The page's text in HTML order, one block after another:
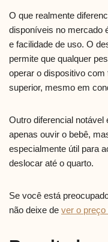
O que realmente
disponíveis no mercado
e facilidade de uso. O
permite que qualquer
operar o dispositivo com
superior, mesmo em
Outro diferencial notável
apenas ouvir o bebê,
especialmente útil para
deslocar até o quarto.
Se você está
não deixe de ver o preço